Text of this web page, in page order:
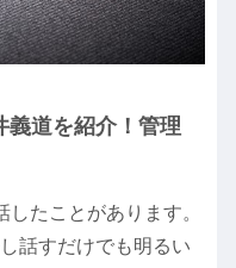
義道を紹介！管理
たことがあります。
話すだけでも明るい